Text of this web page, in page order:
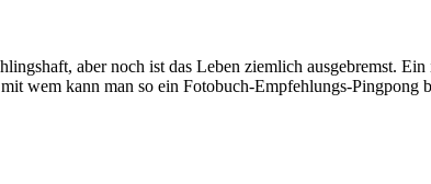
aber noch ist das Leben ziemlich ausgebremst.
wem kann man so ein Fotobuch-Empfehlungs-Pingpong